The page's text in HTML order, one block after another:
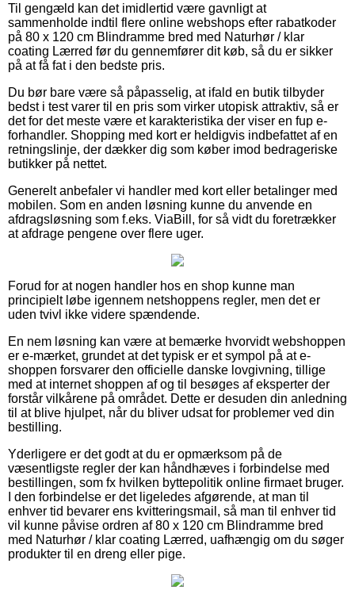
Til gengæld kan det imidlertid være gavnligt at
sammenholde indtil flere online webshops efter rabatkoder
på 80 x 120 cm Blindramme bred med Naturhør / klar
coating Lærred før du gennemfører dit køb, så du er sikker
på at få fat i den bedste pris.
Du bør bare være så påpasselig, at ifald en butik tilbyder
bedst i test varer til en pris som virker utopisk attraktiv, så er
det for det meste være et karakteristika der viser en fup e-
forhandler. Shopping med kort er heldigvis indbefattet af en
retningslinje, der dækker dig som køber imod bedrageriske
butikker på nettet.
Generelt anbefaler vi handler med kort eller betalinger med
mobilen. Som en anden løsning kunne du anvende en
afdragsløsning som f.eks. ViaBill, for så vidt du foretrækker
at afdrage pengene over flere uger.
Forud for at nogen handler hos en shop kunne man
principielt løbe igennem netshoppens regler, men det er
uden tvivl ikke videre spændende.
En nem løsning kan være at bemærke hvorvidt webshoppen
er e-mærket, grundet at det typisk er et sympol på at e-
shoppen forsvarer den officielle danske lovgivning, tillige
med at internet shoppen af og til besøges af eksperter der
forstår vilkårene på området. Dette er desuden din anledning
til at blive hjulpet, når du bliver udsat for problemer ved din
bestilling.
Yderligere er det godt at du er opmærksom på de
væsentligste regler der kan håndhæves i forbindelse med
bestillingen, som fx hvilken byttepolitik online firmaet bruger.
I den forbindelse er det ligeledes afgørende, at man til
enhver tid bevarer ens kvitteringsmail, så man til enhver tid
vil kunne påvise ordren af 80 x 120 cm Blindramme bred
med Naturhør / klar coating Lærred, uafhængig om du søger
produkter til en dreng eller pige.